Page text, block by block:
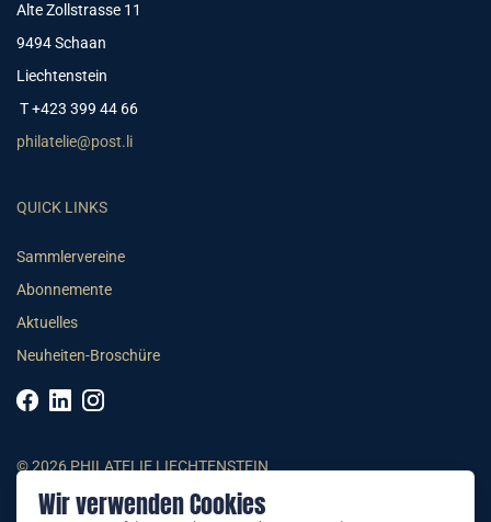
Wir verwenden Cookies
Alte Zollstrasse 11
9494 Schaan
Liechtenstein
T +423 399 44 66
philatelie@post.li
QUICK LINKS
Sammlervereine
Abonnemente
Aktuelles
Neuheiten-Broschüre
© 2026 PHILATELIE LIECHTENSTEIN
AGB